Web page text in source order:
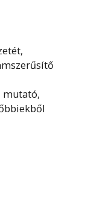
mutató,